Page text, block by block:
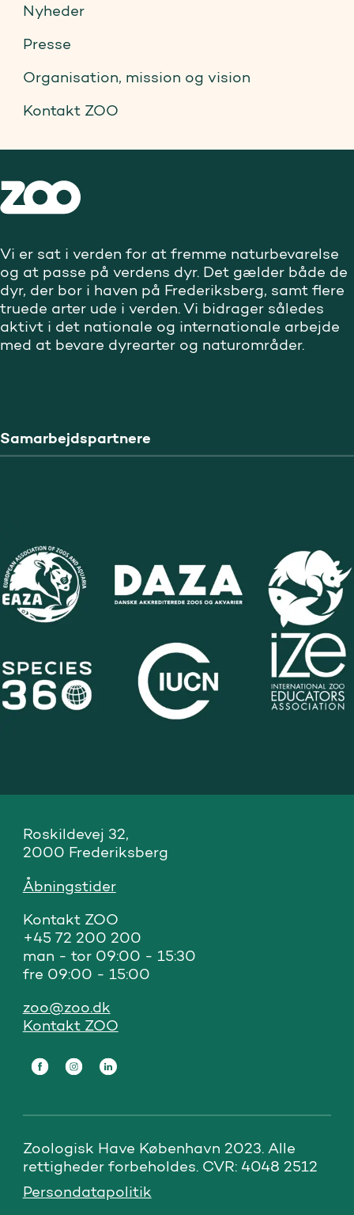
Nyheder
Presse
Organisation, mission og vision
Kontakt ZOO
Vi er sat i verden for at fremme naturbevarelse
og at passe på verdens dyr. Det gælder både de
dyr, der bor i haven på Frederiksberg, samt flere
truede arter ude i verden. Vi bidrager således
aktivt i det nationale og internationale arbejde
med at bevare dyrearter og naturområder.
Samarbejdspartnere
Roskildevej 32,
2000 Frederiksberg
Åbningstider
Kontakt ZOO
+45 72 200 200
man - tor 09:00 - 15:30
fre 09:00 - 15:00
zoo@zoo.dk
Kontakt ZOO
Zoologisk Have København 2023. Alle
rettigheder forbeholdes. CVR: 4048 2512
Persondatapolitik